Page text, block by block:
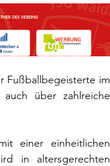
Fußballbegeisterte im
über zahlreiche
einer einheitlichen
in altersgerechten